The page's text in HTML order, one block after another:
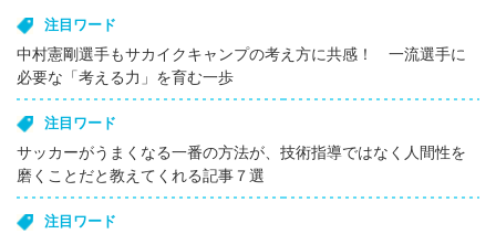
注目ワード
中村憲剛選手もサカイクキャンプの考え方に共感！ 一流選手に
必要な「考える力」を育む一歩
注目ワード
サッカーがうまくなる一番の方法が、技術指導ではなく人間性を
磨くことだと教えてくれる記事７選
注目ワード